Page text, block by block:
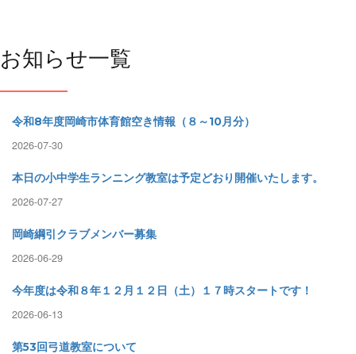
お知らせ一覧
令和8年度岡崎市体育館空き情報（８～10月分）
2026-07-30
本日の小中学生ランニング教室は予定どおり開催いたします。
2026-07-27
岡崎綱引クラブメンバー募集
2026-06-29
今年度は令和８年１２月１２日（土）１７時スタートです！
2026-06-13
第53回弓道教室について